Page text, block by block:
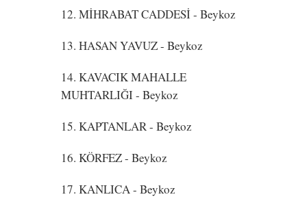
12. MİHRABAT CADDESİ- Beykoz
13. HASAN YAVUZ- Beykoz
14. KAVACIK MAHALLE
MUHTARLIĞI- Beykoz
15. KAPTANLAR- Beykoz
16. KÖRFEZ- Beykoz
17. KANLICA- Beykoz